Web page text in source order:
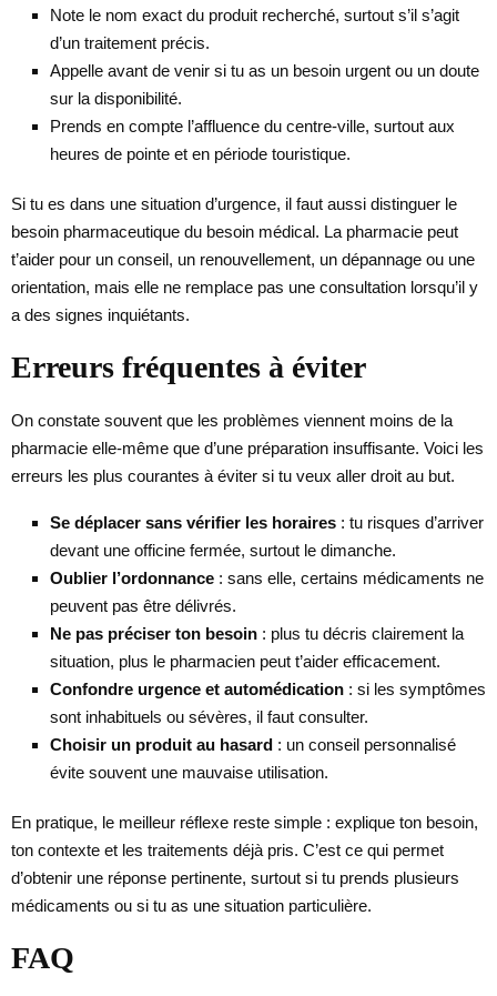
Note le nom exact du produit recherché, surtout s’il s’agit
d’un traitement précis.
Appelle avant de venir si tu as un besoin urgent ou un doute
sur la disponibilité.
Prends en compte l’affluence du centre-ville, surtout aux
heures de pointe et en période touristique.
Si tu es dans une situation d’urgence, il faut aussi distinguer le
besoin pharmaceutique du besoin médical. La pharmacie peut
t’aider pour un conseil, un renouvellement, un dépannage ou une
orientation, mais elle ne remplace pas une consultation lorsqu’il y
a des signes inquiétants.
Erreurs fréquentes à éviter
On constate souvent que les problèmes viennent moins de la
pharmacie elle-même que d’une préparation insuffisante. Voici les
erreurs les plus courantes à éviter si tu veux aller droit au but.
Se déplacer sans vérifier les horaires : tu risques d’arriver
devant une officine fermée, surtout le dimanche.
Oublier l’ordonnance : sans elle, certains médicaments ne
peuvent pas être délivrés.
Ne pas préciser ton besoin : plus tu décris clairement la
situation, plus le pharmacien peut t’aider efficacement.
Confondre urgence et automédication : si les symptômes
sont inhabituels ou sévères, il faut consulter.
Choisir un produit au hasard : un conseil personnalisé
évite souvent une mauvaise utilisation.
En pratique, le meilleur réflexe reste simple : explique ton besoin,
ton contexte et les traitements déjà pris. C’est ce qui permet
d’obtenir une réponse pertinente, surtout si tu prends plusieurs
médicaments ou si tu as une situation particulière.
FAQ